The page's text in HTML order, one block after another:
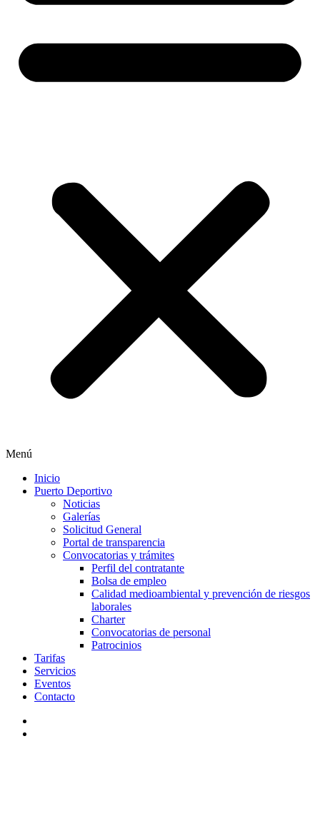
Menú
Inicio
Puerto Deportivo
Noticias
Galerías
Solicitud General
Portal de transparencia
Convocatorias y trámites
Perfil del contratante
Bolsa de empleo
Calidad medioambiental y prevención de riesgos
laborales
Charter
Convocatorias de personal
Patrocinios
Tarifas
Servicios
Eventos
Contacto